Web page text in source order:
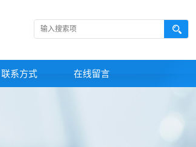
联系方式 在线留言